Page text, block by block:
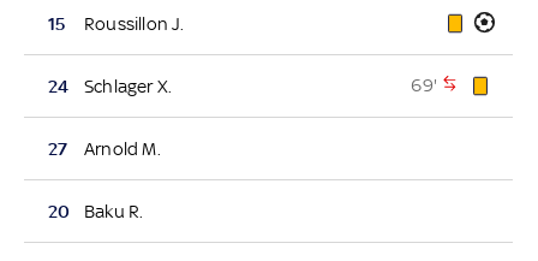
15 Roussillon J.
24 Schlager X. 69'
27 Arnold M.
20 Baku R.